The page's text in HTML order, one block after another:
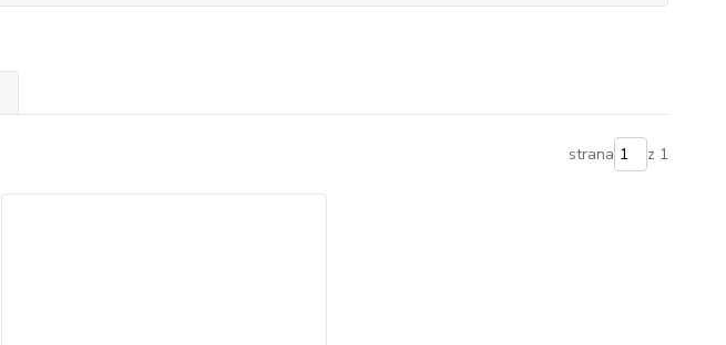
strana z 1